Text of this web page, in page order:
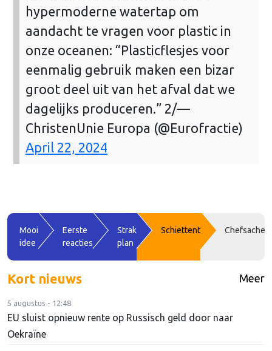
hypermoderne watertap om
aandacht te vragen voor plastic in
onze oceanen: “Plasticflesjes voor
eenmalig gebruik maken een bizar
groot deel uit van het afval dat we
dagelijks produceren.” 2/—
ChristenUnie Europa (@Eurofractie)
April 22, 2024
Mooi
idee
Eerste
reacties
Strak
plan
Schiettent Chefsache
Kort nieuws Meer
5 augustus - 12:48
EU sluist opnieuw rente op Russisch geld door naar
Oekraïne